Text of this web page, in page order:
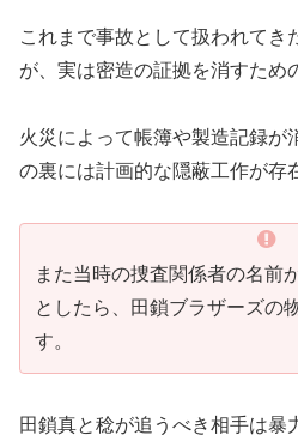
これまで事故として扱われてき
が、実は密造の証拠を消すた
火災によって帳簿や製造記録が
の裏には計画的な隠蔽工作が存
また当時の捜査関係者の名前
としたら、田鎖ブラザーズの
す。
田鎖真と稔が追うべき相手は暴